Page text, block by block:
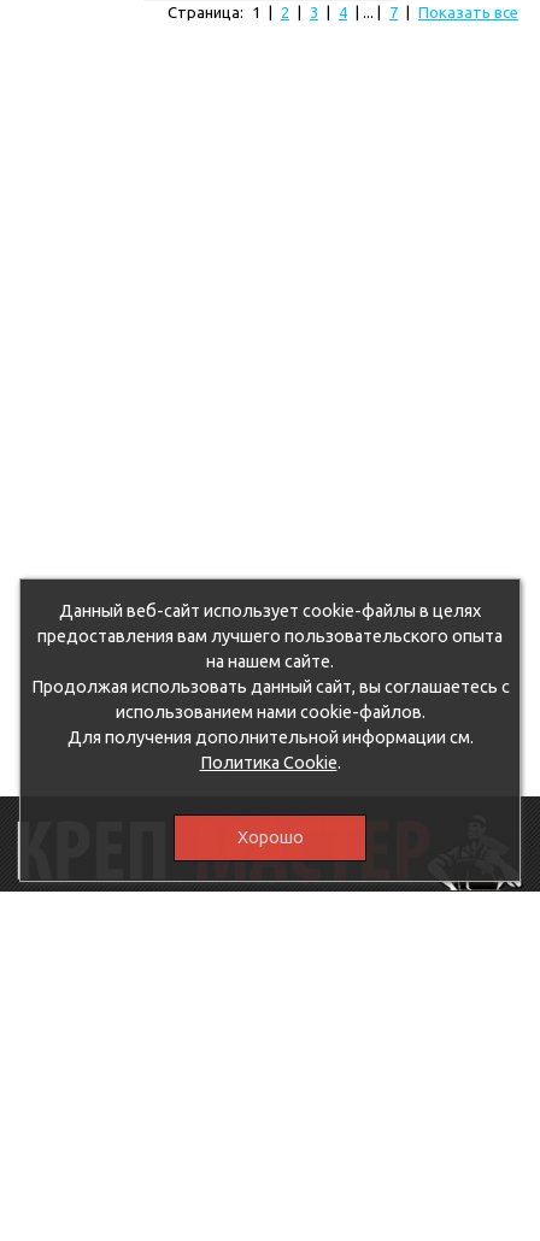
Страница: 1 2 3 4 | ... | 7 Показать все
Данный веб-сайт использует cookie-файлы в целях
предоставления вам лучшего пользовательского опыта
на нашем сайте.
Продолжая использовать данный сайт, вы соглашаетесь с
использованием нами cookie-файлов.
Для получения дополнительной информации см.
Политика Cookie.
Хорошо